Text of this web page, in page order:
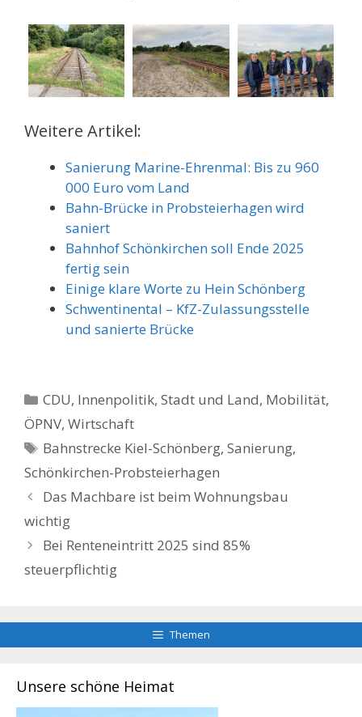
Weitere Artikel:
Sanierung Marine-Ehrenmal: Bis zu 960
000 Euro vom Land
Bahn-Brücke in Probsteierhagen wird
saniert
Bahnhof Schönkirchen soll Ende 2025
fertig sein
Einige klare Worte zu Hein Schönberg
Schwentinental – KfZ-Zulassungsstelle
und sanierte Brücke
Kategorien
CDU, Innenpolitik, Stadt und Land, Mobilität,
ÖPNV, Wirtschaft
Schlagwörter
Bahnstrecke Kiel-Schönberg,Sanierung,
Schönkirchen-Probsteierhagen
Das Machbare ist beim Wohnungsbau
wichtig
Bei Renteneintritt 2025 sind 85%
steuerpflichtig
Themen
Unsere schöne Heimat